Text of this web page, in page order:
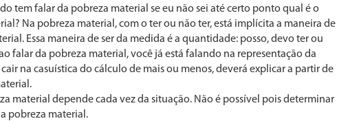
tem falar da pobreza material se eu não sei até certo ponto qual é o
Na pobreza material, com o ter ou não ter, está implícita a maneira de
Essa maneira de ser da medi­da é a quantidade: posso, devo ter ou
falar da pobreza material, você já está falando na representação da
na casuística do cálculo de mais ou menos, deverá explicar a partir de
ma­terial depende cada vez da situação. Não é possível pois determinar
pobreza material.